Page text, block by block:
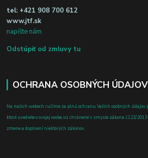
tel: +421 908 700 612
www.jtf.sk
napíšte nám
Odstúpiť od zmluvy tu
OCHRANA OSOBNÝCH ÚDAJOV
Na našich weboch ručíme za plnú ochranu Vašich osobných údajov
ktoré uvediete o svojej osobe, sú chránené v zmysle zákona č.122/
zmene a doplnení niektorých zákonov.